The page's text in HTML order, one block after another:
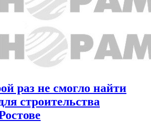
раз не смогло найти
строительства